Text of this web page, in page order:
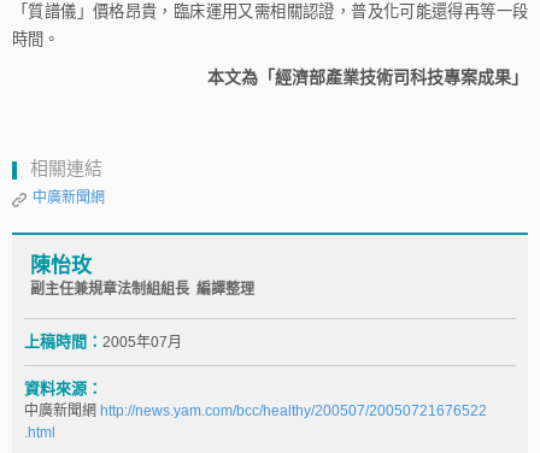
「質譜儀」價格昂貴，臨床運用又需相關認證，普及化可能還得再等一段
時間。
本文為「經濟部產業技術司科技專案成果」
相關連結
中廣新聞網
陳怡玫
副主任兼規章法制組組長 編譯整理
上稿時間： 2005年07月
資料來源：
中廣新聞網 http://news.yam.com/bcc/healthy/200507/20050721676522
.html